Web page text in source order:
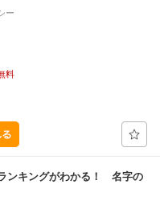
ー
料
ンキングがわかる！ 名字の